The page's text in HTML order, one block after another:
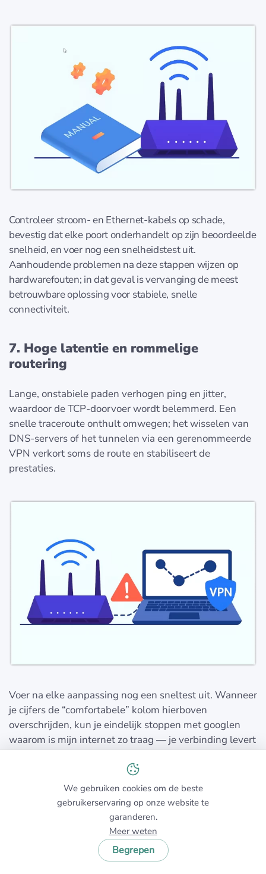
Controleer stroom- en Ethernet-kabels op schade,
bevestig dat elke poort onderhandelt op zijn beoordeelde
snelheid, en voer nog een snelheidstest uit.
Aanhoudende problemen na deze stappen wijzen op
hardwarefouten; in dat geval is vervanging de meest
betrouwbare oplossing voor stabiele, snelle
connectiviteit.
7. Hoge latentie en rommelige
routering
Lange, onstabiele paden verhogen ping en jitter,
waardoor de TCP-doorvoer wordt belemmerd. Een
snelle traceroute onthult omwegen; het wisselen van
DNS-servers of het tunnelen via een gerenommeerde
VPN verkort soms de route en stabiliseert de
prestaties.
Voer na elke aanpassing nog een sneltest uit. Wanneer
je cijfers de “comfortabele” kolom hierboven
overschrijden, kun je eindelijk stoppen met googlen
waarom is mijn internet zo traag — je verbinding levert
de snelheid waarvoor je betaalt.
8. Problemen aan de ISP-kant
Uiteindelijk hangt je internetsnelheid net zo veel af van
je internetprovider als van jou. Er is niets dat je kunt
doen aan een probleem met de netwerkconfiguratie
We gebruiken cookies om de beste
gebruikerservaring op onze website te
garanderen.
Meer weten
Begrepen